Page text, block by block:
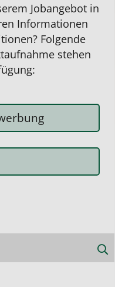
Jobangebot in
Informationen
Folgende
stehen